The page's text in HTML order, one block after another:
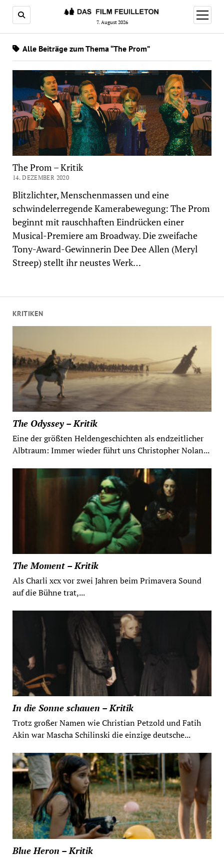
7. August 2026
Menü
öffnen
KRITIKEN
The Odyssey – Kritik
Eine der größten Heldengeschichten als endzeitlicher
Albtraum: Immer wieder führt uns Christopher Nolan...
The Moment – Kritik
Als Charli xcx vor zwei Jahren beim Primavera Sound
auf die Bühne trat,...
In die Sonne schauen – Kritik
Trotz großer Namen wie Christian Petzold und Fatih
Akin war Mascha Schilinski die einzige deutsche...
Blue Heron – Kritik
Alle Beiträge zum Thema “The Prom”
The Prom – Kritik
14. DEZEMBER 2020
Blitzlichter, Menschenmassen und eine
schwindelerregende Kamerabewegung: The Prom
beginnt mit rauschhaften Eindrücken einer
Musical-Premiere am Broadway. Die zweifache
Tony-Award-Gewinnerin Dee Dee Allen (Meryl
Streep) stellt ihr neustes Werk…